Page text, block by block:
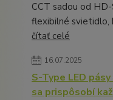
CCT sadou od
flexibilné svietidlo,
čítať celé
16.07.2025
S-Type LED
sa prispôsobí